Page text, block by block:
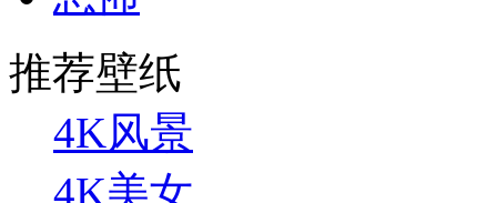
推荐壁纸
4K风景
4K美女